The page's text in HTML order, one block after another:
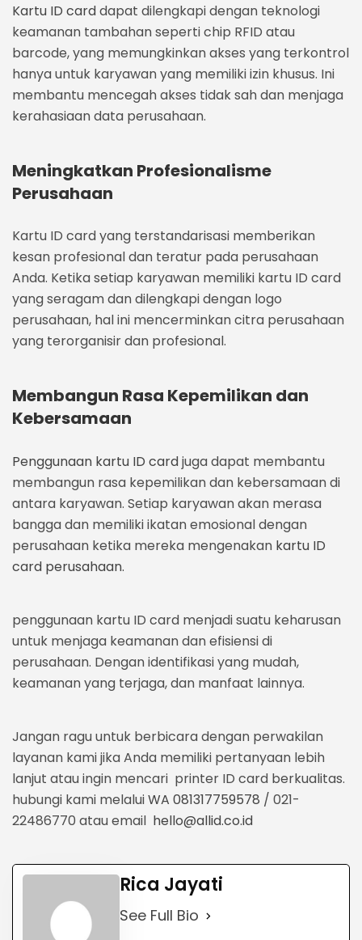
Kartu ID carddapat dilengkapi dengan teknologi
keamanan tambahan seperti chip RFID atau
barcode, yang memungkinkan akses yang terkontrol
hanya untuk karyawan yang memiliki izin khusus. Ini
membantu mencegah akses tidak sah dan menjaga
kerahasiaan data perusahaan.
Meningkatkan Profesionalisme
Perusahaan
Kartu ID card yang terstandarisasi memberikan
kesan profesional dan teratur pada perusahaan
Anda. Ketika setiap karyawan memiliki kartu ID card
yang seragam dan dilengkapi dengan logo
perusahaan, hal ini mencerminkan citra perusahaan
yang terorganisir dan profesional.
Membangun Rasa Kepemilikan dan
Kebersamaan
Penggunaan kartu ID cardjuga dapat membantu
membangun rasa kepemilikan dan kebersamaan di
antara karyawan. Setiap karyawan akan merasa
bangga dan memiliki ikatan emosional dengan
perusahaan ketika mereka mengenakan kartu ID
card perusahaan.
penggunaan kartu ID card menjadi suatu keharusan
untuk menjaga keamanan dan efisiensi di
perusahaan. Dengan identifikasi yang mudah,
keamanan yang terjaga, dan manfaat lainnya.
Jangan ragu untuk berbicara dengan perwakilan
layanan kami jika Anda memiliki pertanyaan lebih
lanjut atau ingin mencari printer ID card berkualitas.
hubungi kami melaluiWA 081317759578 / 021-
22486770 atau email hello@allid.co.id
Rica Jayati
See Full Bio